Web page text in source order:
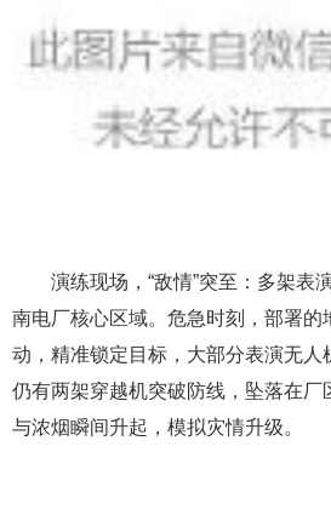
演练现场，“敌情”突至：多架表
南电厂核心区域。危急时刻，部署的
动，精准锁定目标，大部分表演无人
仍有两架穿越机突破防线，坠落在厂
与浓烟瞬间升起，模拟灾情升级。